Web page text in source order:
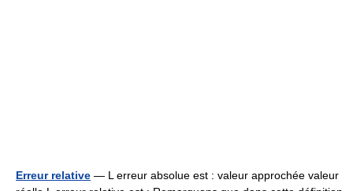
Erreur relative — L erreur absolue est : valeur approchée valeur